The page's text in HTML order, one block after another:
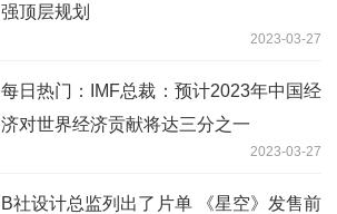
强顶层规划
2023-03-27
每日热门：IMF总裁：预计2023年中国经
济对世界经济贡献将达三分之一
2023-03-27
B社设计总监列出了片单 《星空》发售前